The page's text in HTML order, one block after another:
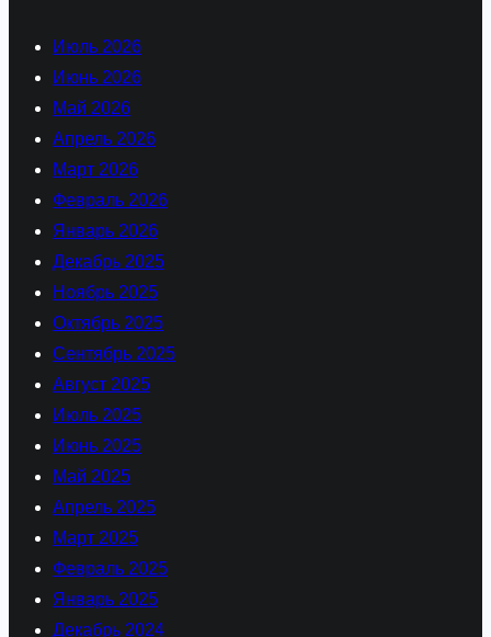
Июль 2026
Июнь 2026
Май 2026
Апрель 2026
Март 2026
Февраль 2026
Январь 2026
Декабрь 2025
Ноябрь 2025
Октябрь 2025
Сентябрь 2025
Август 2025
Июль 2025
Июнь 2025
Май 2025
Апрель 2025
Март 2025
Февраль 2025
Январь 2025
Декабрь 2024